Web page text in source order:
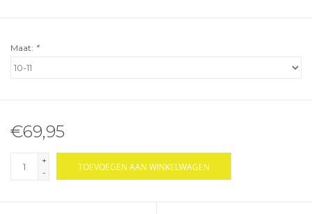
Maat: *
€69,95
+
-
TOEVOEGEN AAN WINKELWAGEN